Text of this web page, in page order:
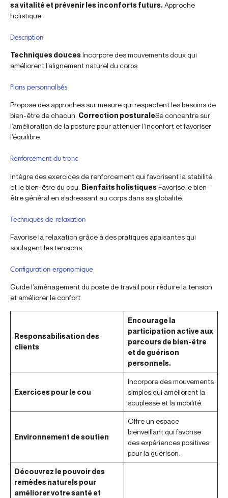
sa vitalité et prévenir les inconforts futurs.Approche
holistique
Description
Techniques doucesIncorpore des mouvements doux qui
améliorent l’alignement naturel du corps.
Plans personnalisés
Propose des approches sur mesure qui respectent les besoins de
bien-être de chacun. Correction posturaleSe concentre sur
l’amélioration de la posture pour atténuer l’inconfort et favoriser
l’équilibre.
Renforcement du tronc
Intègre des exercices de renforcement qui favorisent la stabilité
et le bien-être du cou. Bienfaits holistiquesFavorise le bien-
être général en s’adressant au corps dans sa globalité.
Techniques de relaxation
Favorise la relaxation grâce à des pratiques apaisantes qui
soulagent les tensions.
Configuration ergonomique
Guide l’aménagement du poste de travail pour réduire la tension
et améliorer le confort.
Responsabilisation des
clients
Encourage la
participation active aux
parcours de bien-être
et de guérison
personnels.
Exercices pour le cou
Incorpore des mouvements
simples qui améliorent la
souplesse et la mobilité.
Environnement de soutien
Offre un espace
bienveillant qui favorise
des expériences positives
pour la guérison.
Découvrez le pouvoir des
remèdes naturels pour
améliorer votre santé et